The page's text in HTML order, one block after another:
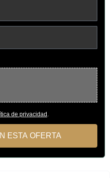
de privacidad
ESTA OFERTA